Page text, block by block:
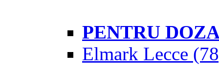
PENTRU
Elmark Lecce